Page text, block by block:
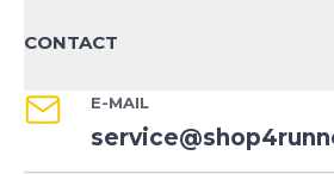
CONTACT
E-MAIL